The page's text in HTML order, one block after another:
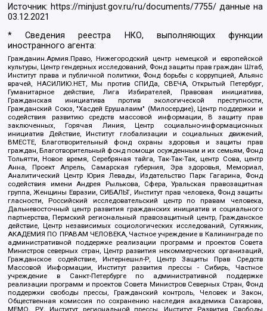
Источник: https://minjust.gov.ru/ru/documents/7755/ данные на
03.12.2021
* Сведения реестра НКО, выполняющих функции
иностранного агента:
Гражданин.Армия.Право, Нижегородский центр немецкой и европейской
культуры, Центр гендерных исследований, Фонд защиты прав граждан Штаб,
Институт права и публичной политики, Фонд борьбы с коррупцией, Альянс
врачей, НАСИЛИЮ.НЕТ, Мы против СПИДа, СВЕЧА, Открытый Петербург,
Гуманитарное действие, Лига Избирателей, Правовая инициатива,
Гражданская инициатива против экологической преступности,
Гражданский Союз, "Хасдей Ерушалаим" (Милосердие), Центр поддержки и
содействия развитию средств массовой информации, В защиту прав
заключенных, Горячая Линия, Центр социально-информационных
инициатив Действие, Институт глобализации и социальных движений,
ВМЕСТЕ, Благотворительный фонд охраны здоровья и защиты прав
граждан, Благотворительный фонд помощи осужденным и их семьям, Фонд
Тольятти, Новое время, Серебряная тайга, Так-Так-Так, центр Сова, центр
Анна, Проект Апрель, Самарская губерния, Эра здоровья, Мемориал,
Аналитический Центр Юрия Левады, Издательство Парк Гагарина, Фонд
содействия имени Андрея Рылькова, Сфера, Уральская правозащитная
группа, Женщины Евразии, СИБАЛЬТ, Институт прав человека, Фонд защиты
гласности, Российский исследовательский центр по правам человека,
Дальневосточный центр развития гражданских инициатив и социального
партнерства, Пермский региональный правозащитный центр, Гражданское
действие, Центр независимых социологических исследований, Сутяжник,
АКАДЕМИЯ ПО ПРАВАМ ЧЕЛОВЕКА, Частное учреждение в Калининграде по
административной поддержке реализации программ и проектов Совета
Министров северных стран, Центр развития некоммерческих организаций,
Гражданское содействие, Интернешнл-Р, Центр Защиты Прав Средств
Массовой Информации, Институт развития прессы - Сибирь, Частное
учреждение в Санкт-Петербурге по административной поддержке
реализации программ и проектов Совета Министров Северных Стран, Фонд
поддержки свободы прессы, Гражданский контроль, Человек и Закон,
Общественная комиссия по сохранению наследия академика Сахарова,
МЕМО. РУ, Институт региональной прессы, Институт Развития Свободы